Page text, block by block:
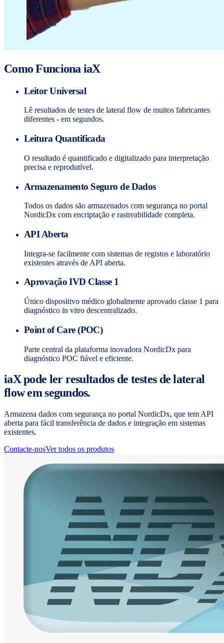
Como Funciona iaX
Leitor Universal
Lê resultados de testes de lateral flow de muitos fabricantes
diferentes - em segundos.
Leitura Quantificada
O resultado é quantificado e digitalizado para interpretação
precisa e reprodutível.
Armazenamento Seguro de Dados
Todos os dados são armazenados com segurança no portal
NordicDx com encriptação e rastreabilidade completa.
API Aberta
Integra-se facilmente com sistemas de registos e laboratório
existentes através de API aberta.
Aprovação IVD Classe 1
Único dispositivo médico globalmente aprovado classe 1 para
diagnóstico in vitro descentralizado.
Point of Care (POC)
Parte central da plataforma inovadora NordicDx para
diagnóstico POC fiável e eficiente.
iaX pode ler resultados de testes de lateral
flow em segundos.
Armazena dados com segurança no portal NordicDx, que tem API
aberta para fácil transferência de dados e integração em sistemas
existentes.
Contacte-nosVer todos os produtos